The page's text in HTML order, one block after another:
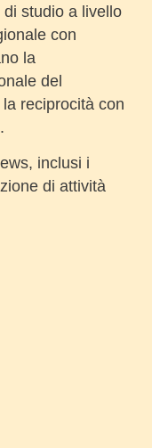
studio a livello
con
la
del
reciprocità con
inclusi i
di attività